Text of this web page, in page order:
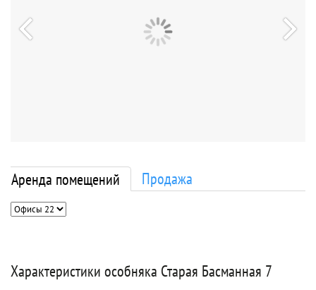
Аренда помещений Продажа
Характеристики особняка Старая Басманная 7